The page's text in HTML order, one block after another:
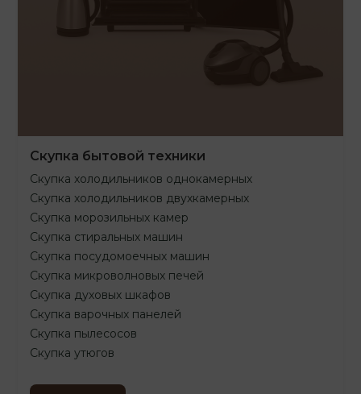
Скупка бытовой техники
Скупка холодильников однокамерных
Скупка холодильников двухкамерных
Скупка морозильных камер
Скупка стиральных машин
Скупка посудомоечных машин
Скупка микроволновых печей
Скупка духовых шкафов
Скупка варочных панелей
Скупка пылесосов
Скупка утюгов